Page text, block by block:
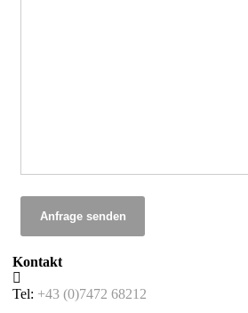
Anfrage senden
Kontakt
Tel: +43 (0)7472 68212